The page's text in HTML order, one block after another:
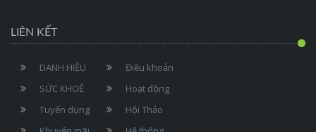
LIÊN KẾT
DANH HIỆU
SỨC KHOẺ
Tuyển dụng
Điều khoản
Hoạt động
Hội Thảo